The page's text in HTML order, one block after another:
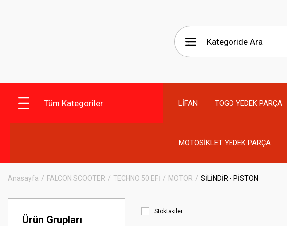
Tüm Kategoriler LİFAN TOGO YEDEK PARÇA
MOTOSİKLET YEDEK PARÇA
Anasayfa FALCON SCOOTER TECHNO 50 EFİ MOTOR SİLİNDİR - PİSTON
Ürün Grupları
Stoktakiler